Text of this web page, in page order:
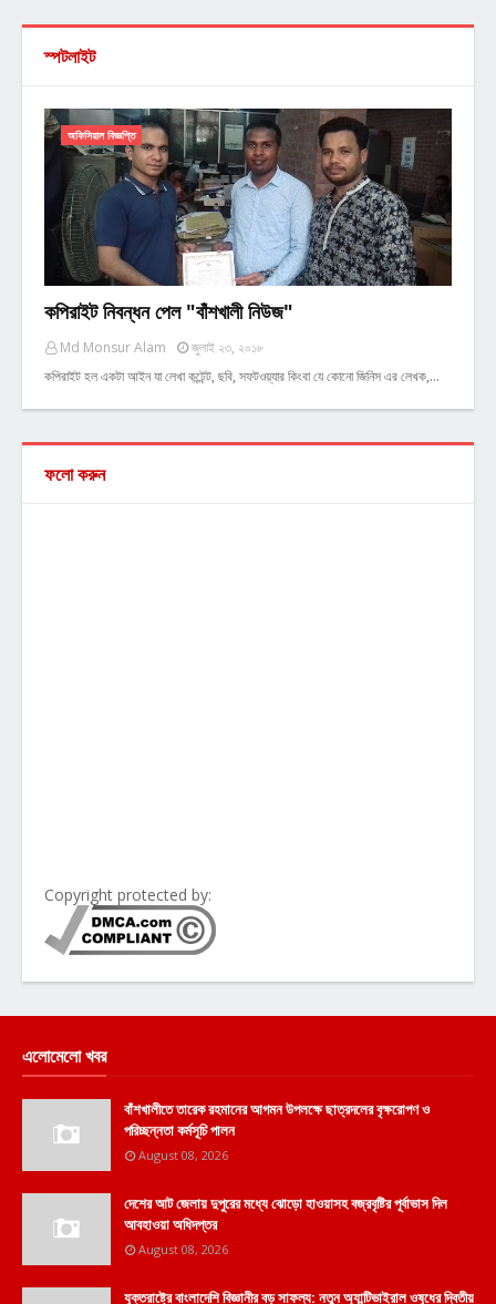
স্পটলাইট
অফিসিয়াল বিজ্ঞপ্তি
কপিরাইট নিবন্ধন পেল "বাঁশখালী নিউজ"
Md Monsur Alam
জুলাই ২৩, ২০১৮
কপিরাইট হল একটা আইন যা লেখা কন্টেন্ট, ছবি, সফটওয়্যার কিংবা যে কোনো জিনিস এর লেখক,…
ফলো করুন
Copyright protected by:
এলোমেলো খবর
বাঁশখালীতে তারেক রহমানের আগমন উপলক্ষে ছাত্রদলের বৃক্ষরোপণ ও
পরিচ্ছন্নতা কর্মসূচি পালন
August 08, 2026
দেশের আট জেলায় দুপুরের মধ্যে ঝোড়ো হাওয়াসহ বজ্রবৃষ্টির পূর্বাভাস দিল
আবহাওয়া অধিদপ্তর
August 08, 2026
যুক্তরাষ্ট্রে বাংলাদেশি বিজ্ঞানীর বড় সাফল্য: নতুন অ্যান্টিভাইরাল ওষুধের দ্বিতীয়